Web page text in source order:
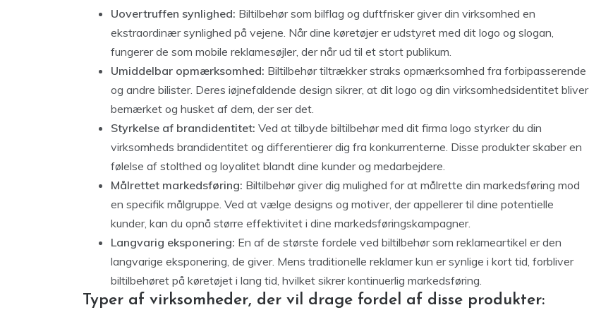
Uovertruffen synlighed: Biltilbehør som bilflag og duftfrisker giver din virksomhed en
ekstraordinær synlighed på vejene. Når dine køretøjer er udstyret med dit logo og slogan,
fungerer de som mobile reklamesøjler, der når ud til et stort publikum.
Umiddelbar opmærksomhed: Biltilbehør tiltrækker straks opmærksomhed fra forbipasserende
og andre bilister. Deres iøjnefaldende design sikrer, at dit logo og din virksomhedsidentitet bliver
bemærket og husket af dem, der ser det.
Styrkelse af brandidentitet: Ved at tilbyde biltilbehør med dit firma logo styrker du din
virksomheds brandidentitet og differentierer dig fra konkurrenterne. Disse produkter skaber en
følelse af stolthed og loyalitet blandt dine kunder og medarbejdere.
Målrettet markedsføring: Biltilbehør giver dig mulighed for at målrette din markedsføring mod
en specifik målgruppe. Ved at vælge designs og motiver, der appellerer til dine potentielle
kunder, kan du opnå større effektivitet i dine markedsføringskampagner.
Langvarig eksponering: En af de største fordele ved biltilbehør som reklameartikel er den
langvarige eksponering, de giver. Mens traditionelle reklamer kun er synlige i kort tid, forbliver
biltilbehøret på køretøjet i lang tid, hvilket sikrer kontinuerlig markedsføring.
Typer af virksomheder, der vil drage fordel af disse produkter: